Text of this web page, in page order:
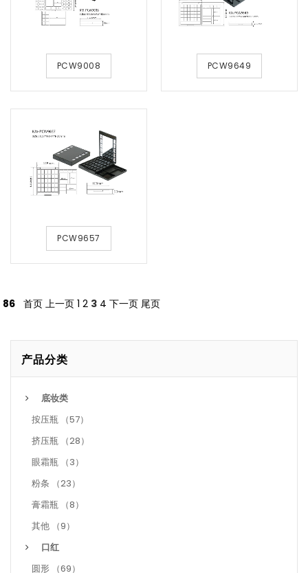
PCW9008 PCW9649
PCW9657
86 首页 上一页 1 2 3 4 下一页 尾页
产品分类
底妆类
按压瓶 （57）
挤压瓶 （28）
眼霜瓶 （3）
粉条 （23）
膏霜瓶 （8）
其他 （9）
口红
圆形 （69）